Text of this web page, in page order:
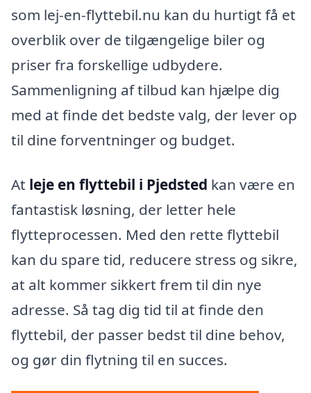
som lej-en-flyttebil.nu kan du hurtigt få et
overblik over de tilgængelige biler og
priser fra forskellige udbydere.
Sammenligning af tilbud kan hjælpe dig
med at finde det bedste valg, der lever op
til dine forventninger og budget.
At leje en flyttebil i Pjedsted kan være en
fantastisk løsning, der letter hele
flytteprocessen. Med den rette flyttebil
kan du spare tid, reducere stress og sikre,
at alt kommer sikkert frem til din nye
adresse. Så tag dig tid til at finde den
flyttebil, der passer bedst til dine behov,
og gør din flytning til en succes.